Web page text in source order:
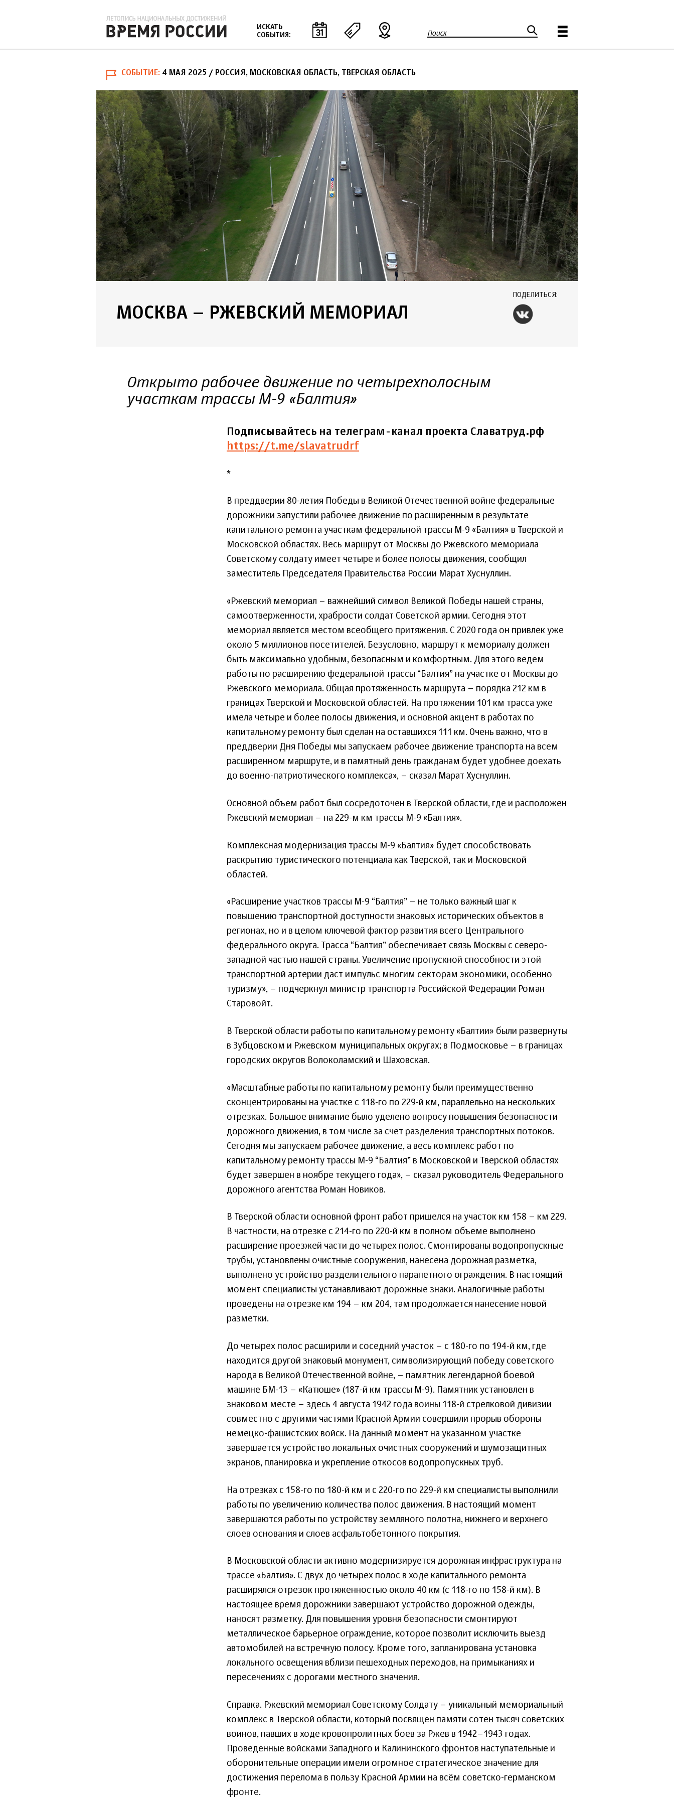
ИСКАТЬ
СОБЫТИЯ:
м
а
п
о
и
с
к
а
Поиск
СОБЫТИЕ 4 МАЯ 2025 / РОССИЯ, МОСКОВСКАЯ ОБЛАСТЬ, ТВЕРСКАЯ ОБЛАСТЬ
ПОДЕЛИТЬСЯ:
МОСКВА – РЖЕВСКИЙ МЕМОРИАЛ
Открыто рабочее движение по четырехполосным
участкам трассы М-9 «Балтия»
Подписывайтесь на телеграм-канал проекта Славатруд.рф
https://t.me/slavatrudrf
*
В преддверии 80-летия Победы в Великой Отечественной войне федеральные
дорожники запустили рабочее движение по расширенным в результате
капитального ремонта участкам федеральной трассы М-9 «Балтия» в Тверской и
Московской областях. Весь маршрут от Москвы до Ржевского мемориала
Советскому солдату имеет четыре и более полосы движения, сообщил
заместитель Председателя Правительства России Марат Хуснуллин.
«Ржевский мемориал – важнейший символ Великой Победы нашей страны,
самоотверженности, храбрости солдат Советской армии. Сегодня этот
мемориал является местом всеобщего притяжения. С 2020 года он привлек уже
около 5 миллионов посетителей. Безусловно, маршрут к мемориалу должен
быть максимально удобным, безопасным и комфортным. Для этого ведем
работы по расширению федеральной трассы “Балтия” на участке от Москвы до
Ржевского мемориала. Общая протяженность маршрута – порядка 212 км в
границах Тверской и Московской областей. На протяжении 101 км трасса уже
имела четыре и более полосы движения, и основной акцент в работах по
капитальному ремонту был сделан на оставшихся 111 км. Очень важно, что в
преддверии Дня Победы мы запускаем рабочее движение транспорта на всем
расширенном маршруте, и в памятный день гражданам будет удобнее доехать
до военно-патриотического комплекса», – сказал Марат Хуснуллин.
Основной объем работ был сосредоточен в Тверской области, где и расположен
Ржевский мемориал – на 229-м км трассы М-9 «Балтия».
Комплексная модернизация трассы М-9 «Балтия» будет способствовать
раскрытию туристического потенциала как Тверской, так и Московской
областей.
«Расширение участков трассы М-9 “Балтия” – не только важный шаг к
повышению транспортной доступности знаковых исторических объектов в
регионах, но и в целом ключевой фактор развития всего Центрального
федерального округа. Трасса “Балтия” обеспечивает связь Москвы с северо-
западной частью нашей страны. Увеличение пропускной способности этой
транспортной артерии даст импульс многим секторам экономики, особенно
туризму», – подчеркнул министр транспорта Российской Федерации Роман
Старовойт.
В Тверской области работы по капитальному ремонту «Балтии» были развернуты
в Зубцовском и Ржевском муниципальных округах; в Подмосковье – в границах
городских округов Волоколамский и Шаховская.
«Масштабные работы по капитальному ремонту были преимущественно
сконцентрированы на участке с 118-го по 229-й км, параллельно на нескольких
отрезках. Большое внимание было уделено вопросу повышения безопасности
дорожного движения, в том числе за счет разделения транспортных потоков.
Сегодня мы запускаем рабочее движение, а весь комплекс работ по
капитальному ремонту трассы М-9 “Балтия” в Московской и Тверской областях
будет завершен в ноябре текущего года», – сказал руководитель Федерального
дорожного агентства Роман Новиков.
В Тверской области основной фронт работ пришелся на участок км 158 – км 229.
В частности, на отрезке с 214-го по 220-й км в полном объеме выполнено
расширение проезжей части до четырех полос. Смонтированы водопропускные
трубы, установлены очистные сооружения, нанесена дорожная разметка,
выполнено устройство разделительного парапетного ограждения. В настоящий
момент специалисты устанавливают дорожные знаки. Аналогичные работы
проведены на отрезке км 194 – км 204, там продолжается нанесение новой
разметки.
До четырех полос расширили и соседний участок – с 180-го по 194-й км, где
находится другой знаковый монумент, символизирующий победу советского
народа в Великой Отечественной войне, – памятник легендарной боевой
машине БМ-13 – «Катюше» (187-й км трассы М-9). Памятник установлен в
знаковом месте – здесь 4 августа 1942 года воины 118-й стрелковой дивизии
совместно с другими частями Красной Армии совершили прорыв обороны
немецко-фашистских войск. На данный момент на указанном участке
завершается устройство локальных очистных сооружений и шумозащитных
экранов, планировка и укрепление откосов водопропускных труб.
На отрезках с 158-го по 180-й км и с 220-го по 229-й км специалисты выполнили
работы по увеличению количества полос движения. В настоящий момент
завершаются работы по устройству земляного полотна, нижнего и верхнего
слоев основания и слоев асфальтобетонного покрытия.
В Московской области активно модернизируется дорожная инфраструктура на
трассе «Балтия». С двух до четырех полос в ходе капитального ремонта
расширялся отрезок протяженностью около 40 км (с 118-го по 158-й км). В
настоящее время дорожники завершают устройство дорожной одежды,
наносят разметку. Для повышения уровня безопасности смонтируют
металлическое барьерное ограждение, которое позволит исключить выезд
автомобилей на встречную полосу. Кроме того, запланирована установка
локального освещения вблизи пешеходных переходов, на примыканиях и
пересечениях с дорогами местного значения.
Справка. Ржевский мемориал Советскому Солдату – уникальный мемориальный
комплекс в Тверской области, который посвящен памяти сотен тысяч советских
воинов, павших в ходе кровопролитных боев за Ржев в 1942–1943 годах.
Проведенные войсками Западного и Калининского фронтов наступательные и
оборонительные операции имели огромное стратегическое значение для
достижения перелома в пользу Красной Армии на всём советско-германском
фронте.